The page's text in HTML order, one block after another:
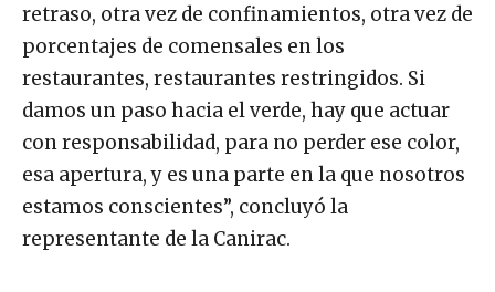
retraso, otra vez de confinamientos, otra vez de
porcentajes de comensales en los
restaurantes, restaurantes restringidos. Si
damos un paso hacia el verde, hay que actuar
con responsabilidad, para no perder ese color,
esa apertura, y es una parte en la que nosotros
estamos conscientes”, concluyó la
representante de la Canirac.